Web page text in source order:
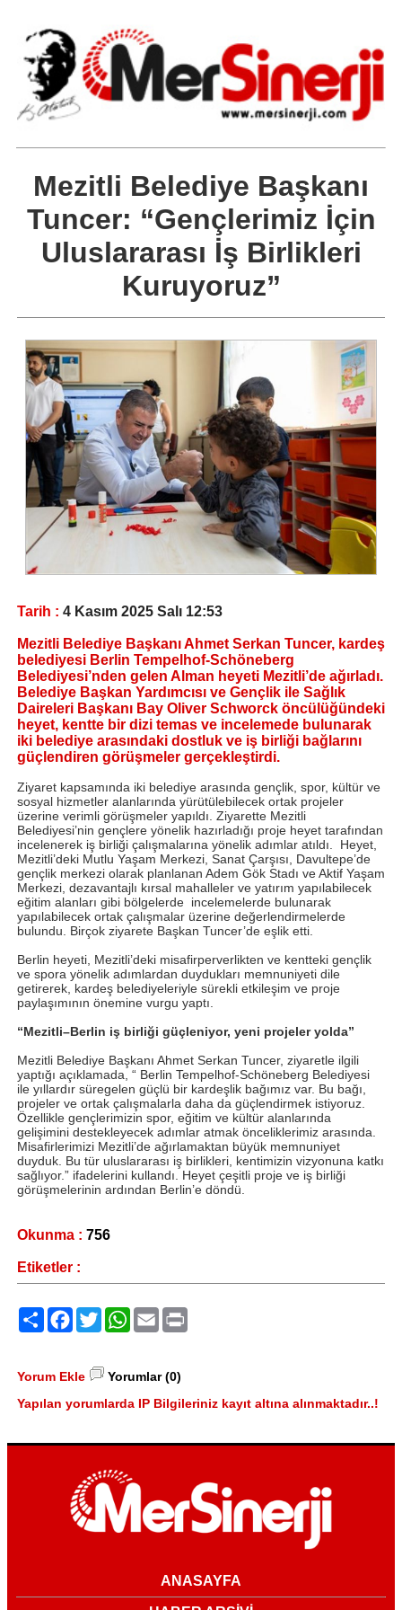
Mezitli Belediye Başkanı
Tuncer: “Gençlerimiz İçin
Uluslararası İş Birlikleri
Kuruyoruz”
Tarih : 4 Kasım 2025 Salı 12:53
Mezitli Belediye Başkanı Ahmet Serkan Tuncer, kardeş
belediyesi Berlin Tempelhof-Schöneberg
Belediyesi’nden gelen Alman heyeti Mezitli’de ağırladı.
Belediye Başkan Yardımcısı ve Gençlik ile Sağlık
Daireleri Başkanı Bay Oliver Schworck öncülüğündeki
heyet, kentte bir dizi temas ve incelemede bulunarak
iki belediye arasındaki dostluk ve iş birliği bağlarını
güçlendiren görüşmeler gerçekleştirdi.
Ziyaret kapsamında iki belediye arasında gençlik, spor, kültür ve
sosyal hizmetler alanlarında yürütülebilecek ortak projeler
üzerine verimli görüşmeler yapıldı. Ziyarette Mezitli
Belediyesi’nin gençlere yönelik hazırladığı proje heyet tarafından
incelenerek iş birliği çalışmalarına yönelik adımlar atıldı. Heyet,
Mezitli’deki Mutlu Yaşam Merkezi, Sanat Çarşısı, Davultepe’de
gençlik merkezi olarak planlanan Adem Gök Stadı ve Aktif Yaşam
Merkezi, dezavantajlı kırsal mahalleler ve yatırım yapılabilecek
eğitim alanları gibi bölgelerde incelemelerde bulunarak
yapılabilecek ortak çalışmalar üzerine değerlendirmelerde
bulundu. Birçok ziyarete Başkan Tuncer’de eşlik etti.
Berlin heyeti, Mezitli’deki misafirperverlikten ve kentteki gençlik
ve spora yönelik adımlardan duydukları memnuniyeti dile
getirerek, kardeş belediyeleriyle sürekli etkileşim ve proje
paylaşımının önemine vurgu yaptı.
“Mezitli–Berlin iş birliği güçleniyor, yeni projeler yolda”
Mezitli Belediye Başkanı Ahmet Serkan Tuncer, ziyaretle ilgili
yaptığı açıklamada, “ Berlin Tempelhof-Schöneberg Belediyesi
ile yıllardır süregelen güçlü bir kardeşlik bağımız var. Bu bağı,
projeler ve ortak çalışmalarla daha da güçlendirmek istiyoruz.
Özellikle gençlerimizin spor, eğitim ve kültür alanlarında
gelişimini destekleyecek adımlar atmak önceliklerimiz arasında.
Misafirlerimizi Mezitli’de ağırlamaktan büyük memnuniyet
duyduk. Bu tür uluslararası iş birlikleri, kentimizin vizyonuna katkı
sağlıyor.” ifadelerini kullandı. Heyet çeşitli proje ve iş birliği
görüşmelerinin ardından Berlin’e döndü.
Okunma : 756
Etiketler :
PaylaşFacebook
TwitterWhatsApp
Email
Yorum Ekle
Yorumlar (0)
Yapılan yorumlarda IP Bilgileriniz kayıt altına alınmaktadır..!
ANASAYFA